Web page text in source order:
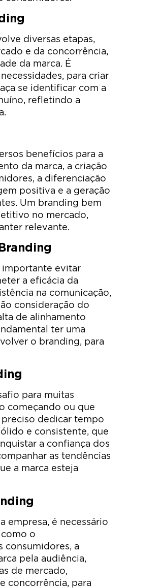
diversas etapas,
e da concorrência,
da marca. É
para criar
se identificar com a
refletindo a
benefícios para a
da marca, a criação
a diferenciação
positiva e a geração
Um branding bem
no mercado,
relevante.
importante evitar
a eficácia da
na comunicação,
consideração do
de alinhamento
ter uma
o branding, para
para muitas
começando ou que
dedicar tempo
e consistente, que
a confiança dos
as tendências
a marca esteja
empresa, é necessário
o
consumidores, a
pela audiência,
de mercado,
concorrência, para